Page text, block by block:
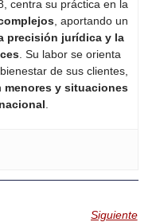
centra su práctica en la
, aportando un
precisión jurídica y la
. Su labor se orienta
de sus clientes,
menores y situaciones
Siguiente